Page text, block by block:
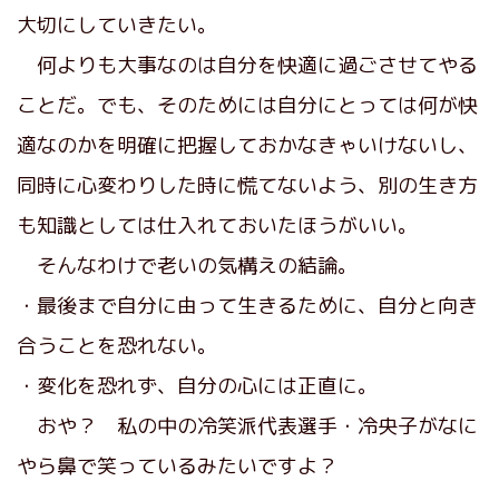
大切にしていきたい。
何よりも大事なのは自分を快適に過ごさせてやる
ことだ。でも、そのためには自分にとっては何が快
適なのかを明確に把握しておかなきゃいけないし、
同時に心変わりした時に慌てないよう、別の生き方
も知識としては仕入れておいたほうがいい。
そんなわけで老いの気構えの結論。
・最後まで自分に由って生きるために、自分と向き
合うことを恐れない。
・変化を恐れず、自分の心には正直に。
おや？ 私の中の冷笑派代表選手・冷央子がなに
やら鼻で笑っているみたいですよ？